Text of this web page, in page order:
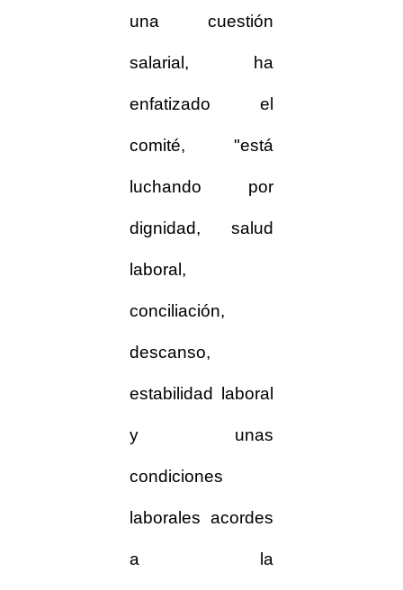
una cuestión
salarial, ha
enfatizado el
comité, "está
luchando por
dignidad, salud
laboral,
conciliación,
descanso,
estabilidad laboral
y unas
condiciones
laborales acordes
a la